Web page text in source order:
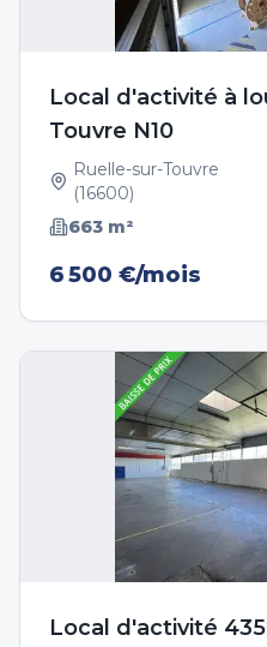
Local d'activité à
Touvre N10
Ruelle-sur-Touvre
(16600)
663 m²
6 500 €/mois
Local d'activité